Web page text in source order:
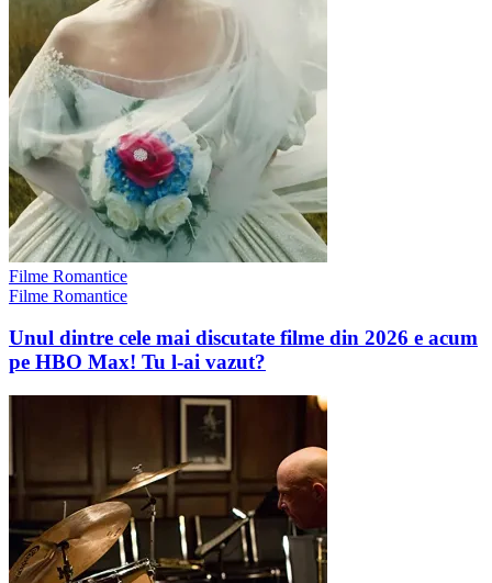
Filme Romantice
Filme Romantice
Unul dintre cele mai discutate filme din 2026 e acum
pe HBO Max! Tu l-ai vazut?